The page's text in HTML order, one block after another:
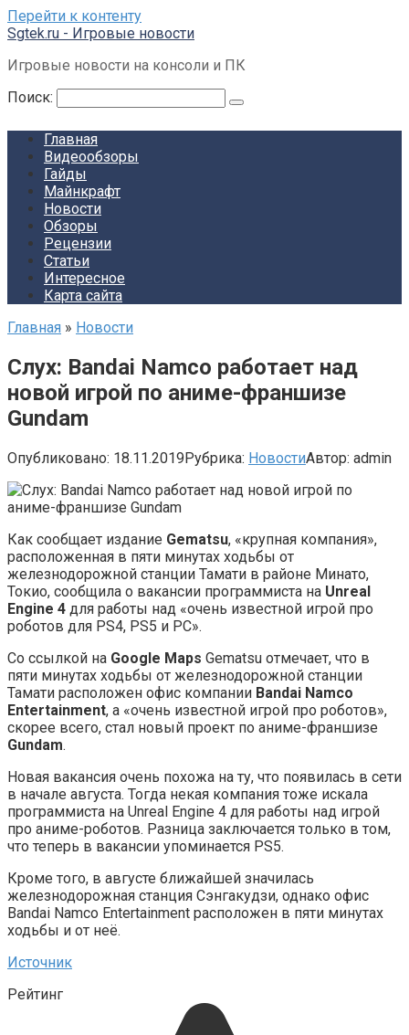
Перейти к контенту
Sgtek.ru - Игровые новости
Игровые новости на консоли и ПК
Поиск:
Главная
Видеообзоры
Гайды
Майнкрафт
Новости
Обзоры
Рецензии
Статьи
Интересное
Карта сайта
Главная » Новости
Слух: Bandai Namco работает над
новой игрой по аниме-франшизе
Gundam
Опубликовано: 18.11.2019Рубрика: НовостиАвтор: admin
Как сообщает издание Gematsu, «крупная компания»,
расположенная в пяти минутах ходьбы от
железнодорожной станции Тамати в районе Минато,
Токио, сообщила о вакансии программиста на Unreal
Engine 4 для работы над «очень известной игрой про
роботов для PS4, PS5 и PC».
Со ссылкой на Google Maps Gematsu отмечает, что в
пяти минутах ходьбы от железнодорожной станции
Тамати расположен офис компании Bandai Namco
Entertainment, а «очень известной игрой про роботов»,
скорее всего, стал новый проект по аниме-франшизе
Gundam.
Новая вакансия очень похожа на ту, что появилась в сети
в начале августа. Тогда некая компания тоже искала
программиста на Unreal Engine 4 для работы над игрой
про аниме-роботов. Разница заключается только в том,
что теперь в вакансии упоминается PS5.
Кроме того, в августе ближайшей значилась
железнодорожная станция Сэнгакудзи, однако офис
Bandai Namco Entertainment расположен в пяти минутах
ходьбы и от неё.
Источник
Рейтинг